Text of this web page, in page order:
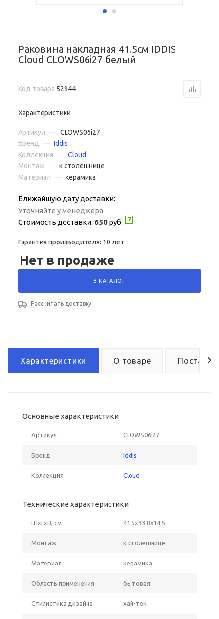
Раковина накладная 41.5см IDDIS
Cloud CLOWS06i27 белый
Код товара 52944
Характеристики
Артикул
CLOWS06i27
Бренд
Iddis
Коллекция
Cloud
Монтаж
к столешнице
Материал
керамика
Ближайшую дату доставки:
Уточняйте у менеджера
Стоимость доставки: 650 руб.
Гарантия производителя: 10 лет
Нет в продаже
В КАТАЛОГ
Рассчитать доставку
Характеристики О товаре Поставка
Основные характеристики
Артикул CLOWS06i27
Бренд Iddis
Коллекция Cloud
Технические характеристики
ШxГxВ, см 41.5x33.8x14.5
Монтаж к столешнице
Материал керамика
Область применения бытовая
Стилистика дизайна хай-тек